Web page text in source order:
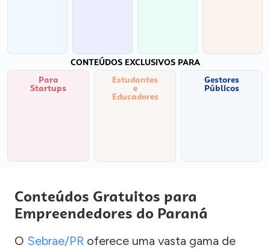
CONTEÚDOS EXCLUSIVOS PARA
Para
Startups
Estudantes
e
Educadores
Gestores
Públicos
Conteúdos Gratuitos para
Empreendedores do Paraná
O Sebrae/PR oferece uma vasta gama de